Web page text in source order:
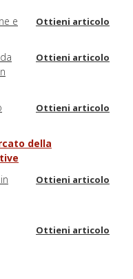
e
Ottieni articolo
Ottieni articolo
Ottieni articolo
della
Ottieni articolo
Ottieni articolo